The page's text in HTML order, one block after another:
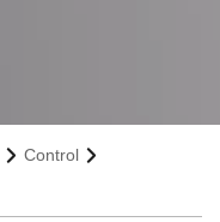
Control